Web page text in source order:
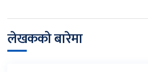
लेखकको बारेमा